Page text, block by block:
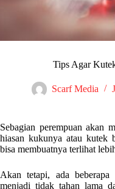
Tips Agar
Scarf Media
Sebagian perempuan akan
hiasan kukunya atau kutek
bisa membuatnya terlihat
Akan tetapi, ada
menjadi tidak tahan lama